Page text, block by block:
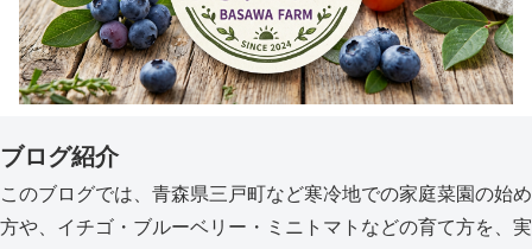
ブログ紹介
このブログでは、青森県三戸町など寒冷地での家庭菜園の始め
方や、イチゴ・ブルーベリー・ミニトマトなどの育て方を、実